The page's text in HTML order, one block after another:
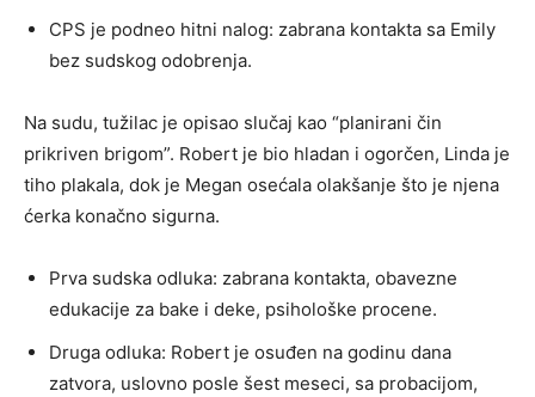
CPS je podneo hitni nalog: zabrana kontakta sa Emily
bez sudskog odobrenja.
Na sudu, tužilac je opisao slučaj kao “planirani čin
prikriven brigom”. Robert je bio hladan i ogorčen, Linda je
tiho plakala, dok je Megan osećala olakšanje što je njena
ćerka konačno sigurna.
Prva sudska odluka: zabrana kontakta, obavezne
edukacije za bake i deke, psihološke procene.
Druga odluka: Robert je osuđen na godinu dana
zatvora, uslovno posle šest meseci, sa probacijom,